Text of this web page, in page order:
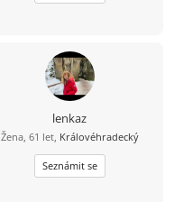
lenkaz
Žena, 61 let, Královéhradecký
Seznámit se